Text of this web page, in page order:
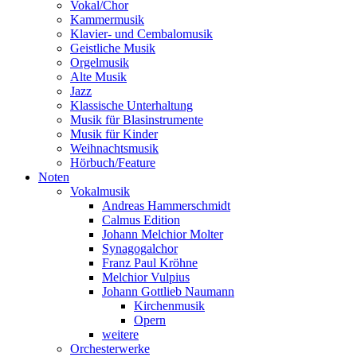
Vokal/Chor
Kammermusik
Klavier- und Cembalomusik
Geistliche Musik
Orgelmusik
Alte Musik
Jazz
Klassische Unterhaltung
Musik für Blasinstrumente
Musik für Kinder
Weihnachtsmusik
Hörbuch/Feature
Noten
Vokalmusik
Andreas Hammerschmidt
Calmus Edition
Johann Melchior Molter
Synagogalchor
Franz Paul Kröhne
Melchior Vulpius
Johann Gottlieb Naumann
Kirchenmusik
Opern
weitere
Orchesterwerke